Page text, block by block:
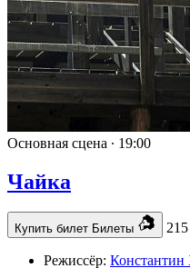
Основная сцена ∙ 19:00
Чайка
Купить билет Билеты
Режиссёр: Константин